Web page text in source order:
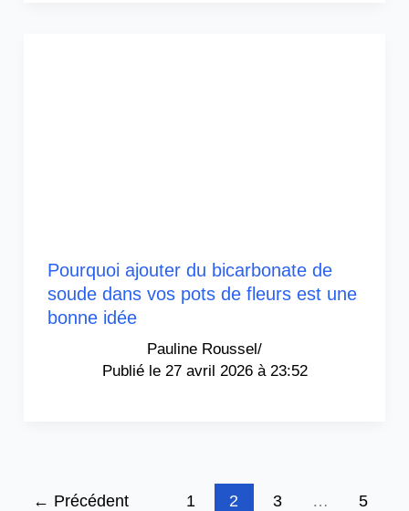
Pourquoi ajouter du bicarbonate de
soude dans vos pots de fleurs est une
bonne idée
Pauline Roussel/
27 avril 2026 à 23:52
← Précédent 1 2 3 … 5